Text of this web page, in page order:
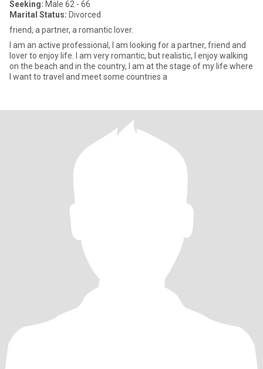
Seeking: Male 62 - 66
Marital Status: Divorced
friend, a partner, a romantic lover.
I am an active professional, I am looking for a partner, friend and
lover to enjoy life. I am very romantic, but realistic, I enjoy walking
on the beach and in the country, I am at the stage of my life where
I want to travel and meet some countries a